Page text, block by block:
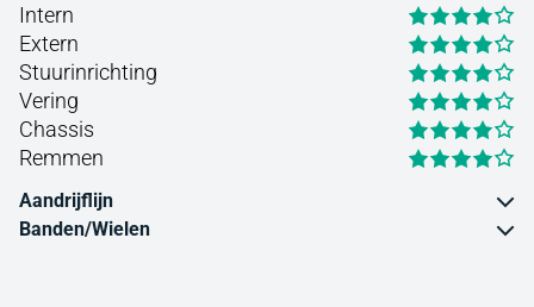
Intern
Extern
Stuurinrichting
Vering
Chassis
Remmen
Aandrijflijn
Banden/Wielen